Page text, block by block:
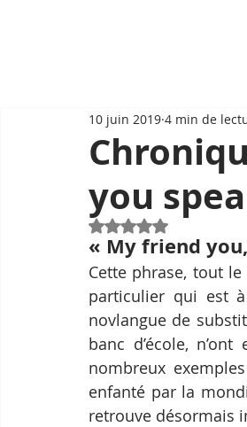
you
10 juin 2019 4 min de
Noté NaN étoiles sur
« My friend
Cette phrase, tout le
particulier qui est à
novlangue de
banc d’école,
nombreux
enfanté par la
retrouve désormais